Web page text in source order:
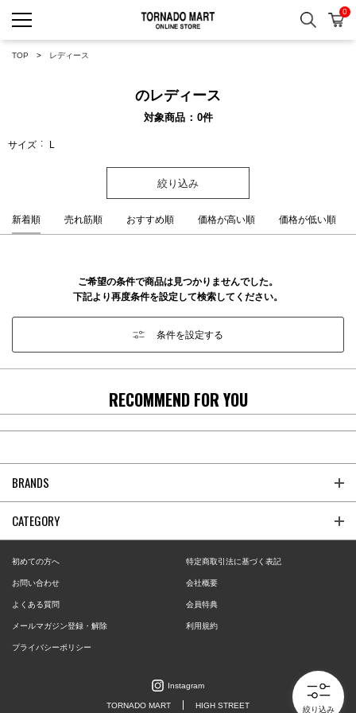
検索 カ
0
TOP レディース
のレディース
対象商品 0件
サイズ L
絞り込み
新着順 売れ筋順 おすすめ順 価格が高い順 価格が低い順
ご希望の条件で商品は見つかりませんでした。
下記より再度条件を設定して検索してください。
条件を設定する
RECOMMEND FOR YOU
絞り込み
BRANDS
CATEGORY
初めての方へ 特定商取引法に基づく表記
お問い合わせ 会社概要
よくある質問 会員特典
メールマガジン登録・解除 利用規約
プライバシーポリシー
Instagram
TORNADO MART HIGH STREET